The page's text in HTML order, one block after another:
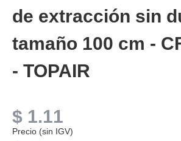
de extracción sin
tamaño 100 cm -
- TOPAIR
$ 1.11
Precio (sin IGV)